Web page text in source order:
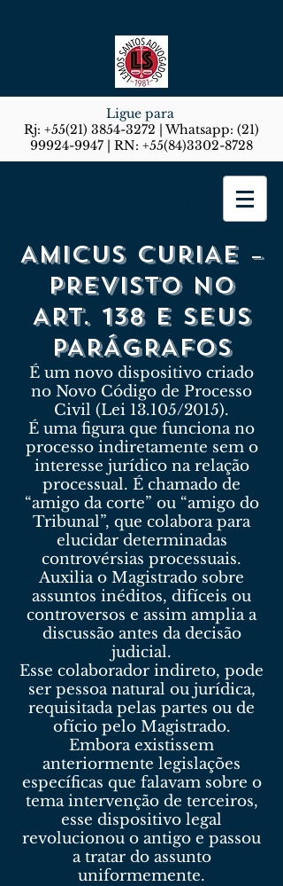
Ligue para
Rj: +55(21) 3854-3272 | Whatsapp: (21)
99924-9947 | RN: +55(84)3302-8728
AMICUS CURIAE –
PREVISTO NO
ART. 138 E SEUS
PARÁGRAFOS
É um novo dispositivo criado
no Novo Código de Processo
Civil (Lei 13.105/2015).
É uma figura que funciona no
processo indiretamente sem o
interesse jurídico na relação
processual. É chamado de
“amigo da corte” ou “amigo do
Tribunal”, que colabora para
elucidar determinadas
controvérsias processuais.
Auxilia o Magistrado sobre
assuntos inéditos, difíceis ou
controversos e assim amplia a
discussão antes da decisão
judicial.
Esse colaborador indireto, pode
ser pessoa natural ou jurídica,
requisitada pelas partes ou de
ofício pelo Magistrado.
Embora existissem
anteriormente legislações
específicas que falavam sobre o
tema intervenção de terceiros,
esse dispositivo legal
revolucionou o antigo e passou
a tratar do assunto
uniformemente.